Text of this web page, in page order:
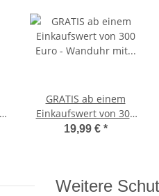
GRATIS ab einem
Einkaufswert von 300
Euro - Wanduhr mit
19,99 € *
Weitere